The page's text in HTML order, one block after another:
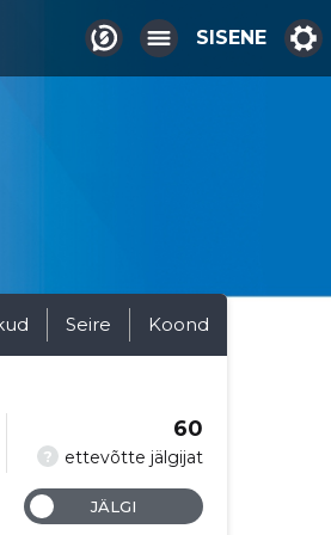
SISENE
Seire Koond
? ettevõtte jälgijat
60
JÄLGI